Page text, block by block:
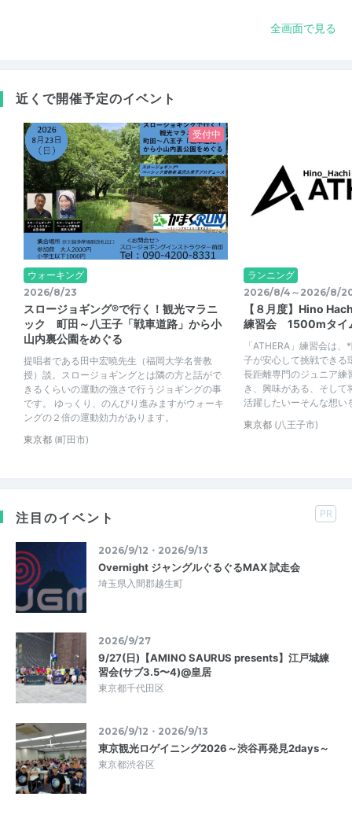
全画面で見る
近くで開催予定のイベント
受付中
ウォーキング
2026/8/23
スロージョギング®で行く！観光マラニ
ック 町田～八王子「戦車道路」から小
山内裏公園をめぐる
提唱者である田中宏曉先生（福岡大学名誉教
授）談。スロージョギングとは隣の方と話がで
きるくらいの運動の強さで行うジョギングの事
です。 ゆっくり、のんびり進みますがウォーキ
ングの２倍の運動効力があります。
東京都 (町田市)
ランニング
2026/8/4～2026/8/
【８月度】Hino
練習会 1500mタイ
「ATHERA」練習会は
子が安心して挑戦できる
長距離専門のジュニア練
き、興味がある、そして
活躍したいーそんな想い
東京都 (八王子市)
注目のイベント PR
2026/9/12・2026/9/13
Overnight ジャングルぐるぐるMAX 試走会
埼玉県入間郡越生町
2026/9/27
9/27(日)【AMINO SAURUS presents】江戸城練
習会(サブ3.5〜4)@皇居
東京都千代田区
2026/9/12・2026/9/13
東京観光ロゲイニング2026～渋谷再発見2days～
東京都渋谷区